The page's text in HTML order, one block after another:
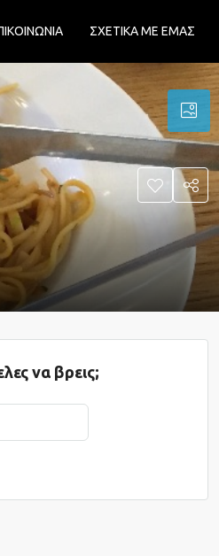
ΣΧΕΤΙΚΑ ΜΕ ΕΜΑΣ
να βρεις;